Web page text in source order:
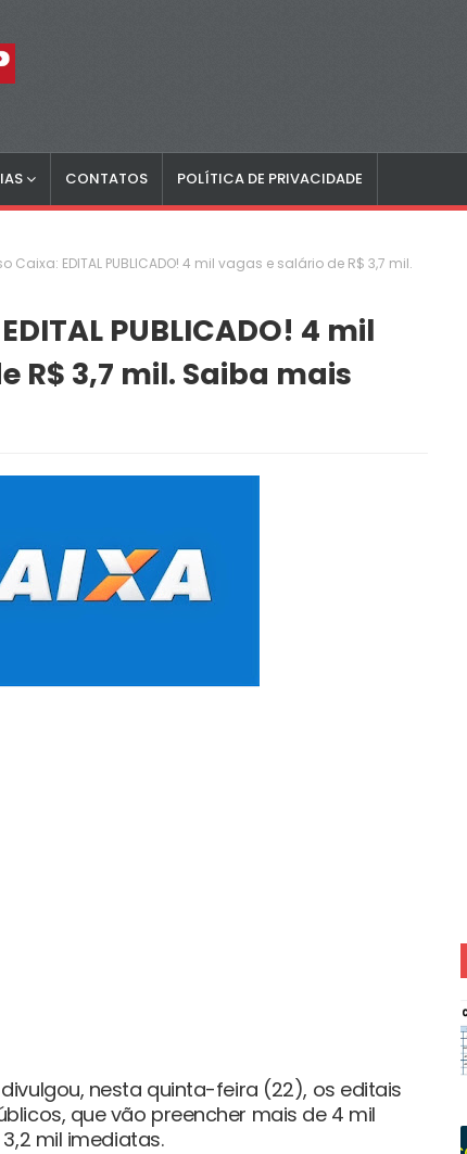
CONTATOS POLÍTICA DE PRIVACIDADE
Caixa: EDITAL PUBLICADO! 4 mil vagas e salário de R$ 3,7 mil.
PUBLICADO! 4 mil
R$ 3,7 mil. Saiba mais
nesta quinta-feira (22), os editais
que vão preencher mais de 4 mil
mil imediatas.